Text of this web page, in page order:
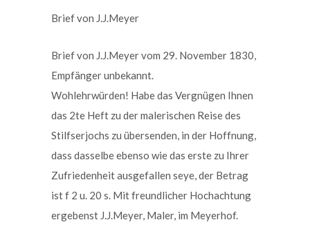
Brief von J.J.Meyer
Brief von J.J.Meyer vom 29. November 1830,
Empfänger unbekannt.
Wohlehrwürden! Habe das Vergnügen Ihnen
das 2te Heft zu der malerischen Reise des
Stilfserjochs zu übersenden, in der Hoffnung,
dass dasselbe ebenso wie das erste zu Ihrer
Zufriedenheit ausgefallen seye, der Betrag
ist f 2 u. 20 s. Mit freundlicher Hochachtung
ergebenst J.J.Meyer, Maler, im Meyerhof.